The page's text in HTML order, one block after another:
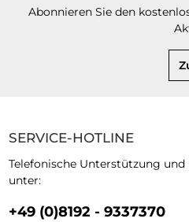
Abonnieren Sie den
SERVICE-HOTLINE
Telefonische Unterstützung und
unter:
+49 (0)8192 - 9337370